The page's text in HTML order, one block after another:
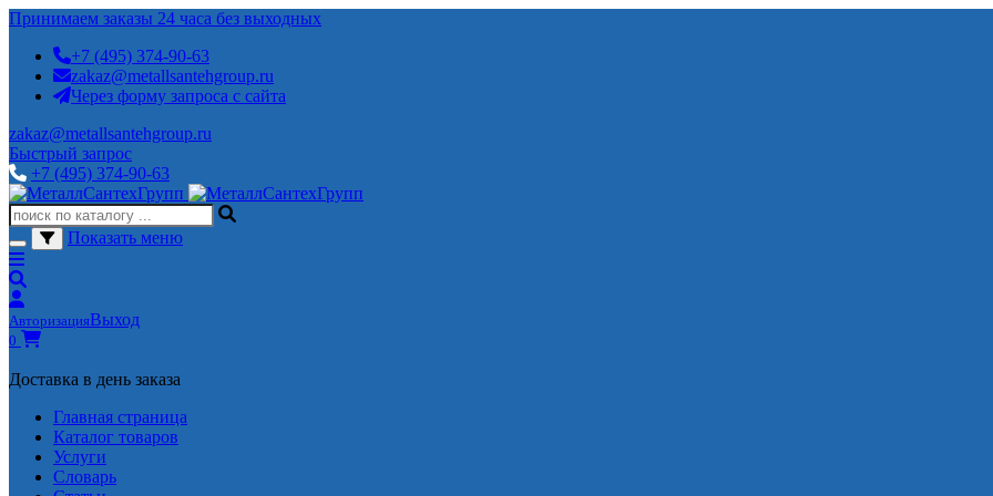
Принимаем заказы 24 часа без выходных
+7 (495) 374-90-63
zakaz@metallsantehgroup.ru
Через форму запроса с сайта
zakaz@metallsantehgroup.ru
Быстрый запрос
+7 (495) 374-90-63
Показать меню
АвторизацияВыход
0
Доставка в день заказа
Главная страница
Каталог товаров
Услуги
Словарь